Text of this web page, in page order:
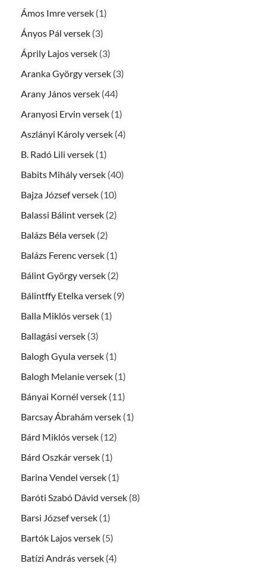
Ámos Imre versek (1)
Ányos Pál versek (3)
Áprily Lajos versek (3)
Aranka György versek (3)
Arany János versek (44)
Aranyosi Ervin versek (1)
Aszlányi Károly versek (4)
B. Radó Lili versek (1)
Babits Mihály versek (40)
Bajza József versek (10)
Balassi Bálint versek (2)
Balázs Béla versek (2)
Balázs Ferenc versek (1)
Bálint György versek (2)
Bálintffy Etelka versek (9)
Balla Miklós versek (1)
Ballagási versek (3)
Balogh Gyula versek (1)
Balogh Melanie versek (1)
Bányai Kornél versek (11)
Barcsay Ábrahám versek (1)
Bárd Miklós versek (12)
Bárd Oszkár versek (1)
Barina Vendel versek (1)
Baróti Szabó Dávid versek (8)
Barsi József versek (1)
Bartók Lajos versek (5)
Batízi András versek (4)